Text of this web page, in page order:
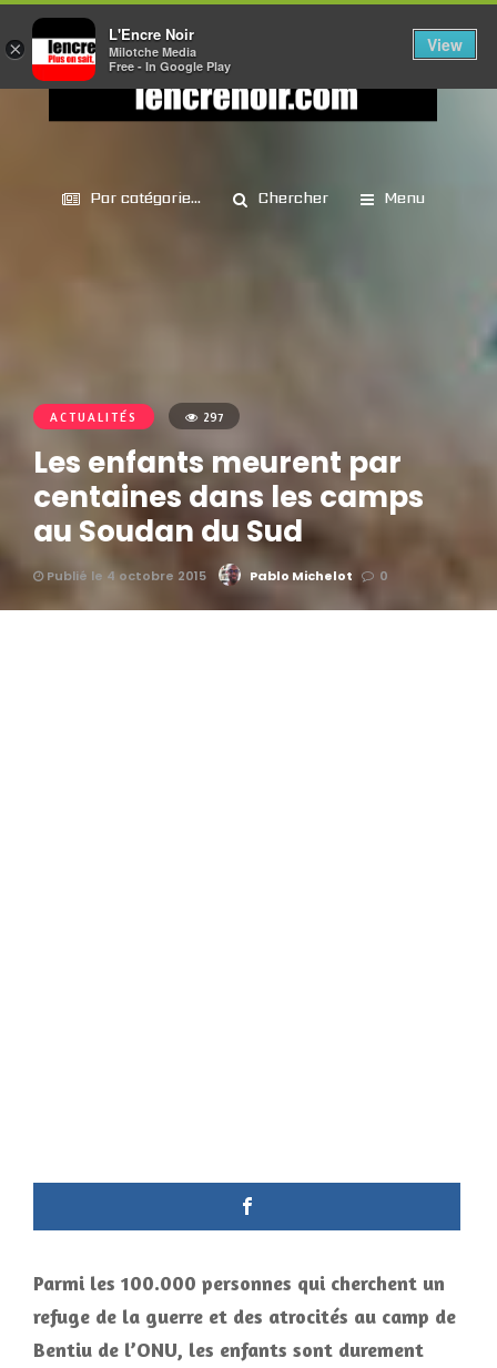
Par catégorie... Chercher Menu
ACTUALITÉS 297
Les enfants meurent par
centaines dans les camps
au Soudan du Sud
Publié le 4 octobre 2015 Pablo Michelot 0
Parmi les 100.000 personnes qui cherchent un
refuge de la guerre et des atrocités au camp de
Bentiu de l’ONU, les enfants sont durement
×
L'Encre Noir
Milotche Media
Free - In Google Play
View